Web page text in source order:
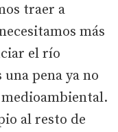
traer a
más
el río
pena ya no
al resto de